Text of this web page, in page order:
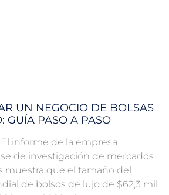
UN NEGOCIO DE BOLSAS
GUÍA PASO A PASO
informe de la empresa
de investigación de mercados
muestra que el tamaño del
de bolsos de lujo de $62,3 mil